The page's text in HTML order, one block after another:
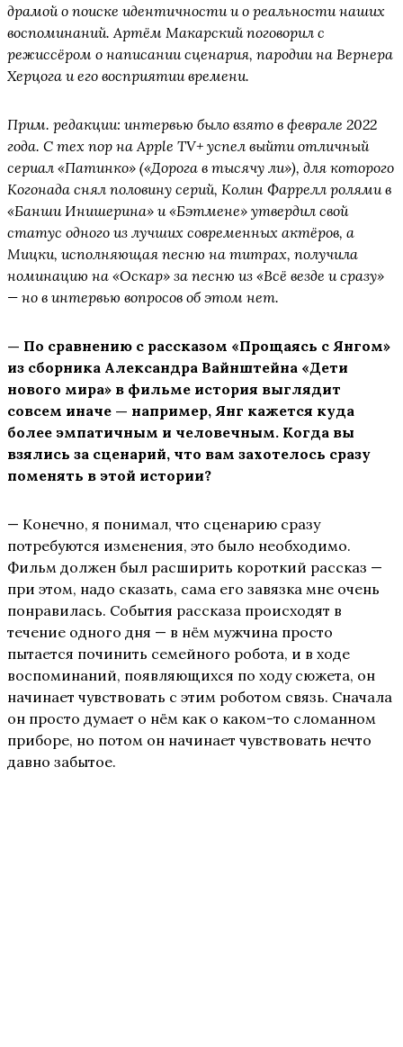
драмой о поиске идентичности и о реальности наших
воспоминаний. Артём Макарский поговорил с
режиссёром о написании сценария, пародии на Вернера
Херцога и его восприятии времени.
Прим. редакции: интервью было взято в феврале 2022
года. С тех пор на Apple TV+ успел выйти отличный
сериал «Патинко» («Дорога в тысячу ли»), для которого
Когонада снял половину серий, Колин Фаррелл ролями в
«Банши Инишерина» и «Бэтмене» утвердил свой
статус одного из лучших современных актёров, а
Мицки, исполняющая песню на титрах, получила
номинацию на «Оскар» за песню из «Всё везде и сразу»
— но в интервью вопросов об этом нет.
— По сравнению с рассказом «Прощаясь с Янгом»
из сборника Александра Вайнштейна «Дети
нового мира» в фильме история выглядит
совсем иначе — например, Янг кажется куда
более эмпатичным и человечным. Когда вы
взялись за сценарий, что вам захотелось сразу
поменять в этой истории?
— Конечно, я понимал, что сценарию сразу
потребуются изменения, это было необходимо.
Фильм должен был расширить короткий рассказ —
при этом, надо сказать, сама его завязка мне очень
понравилась. События рассказа происходят в
течение одного дня — в нём мужчина просто
пытается починить семейного робота, и в ходе
воспоминаний, появляющихся по ходу сюжета, он
начинает чувствовать с этим роботом связь. Сначала
он просто думает о нём как о каком-то сломанном
приборе, но потом он начинает чувствовать нечто
давно забытое.